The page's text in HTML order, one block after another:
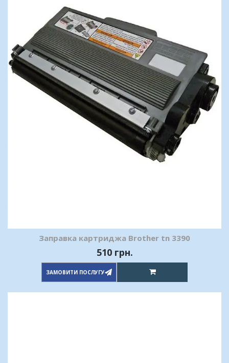
Заправка картриджа Brother tn 3390
510 грн.
ЗАМОВИТИ ПОСЛУГУ